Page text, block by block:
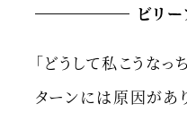
ビリ
「どうして私こうなっ
ターンには原因があ